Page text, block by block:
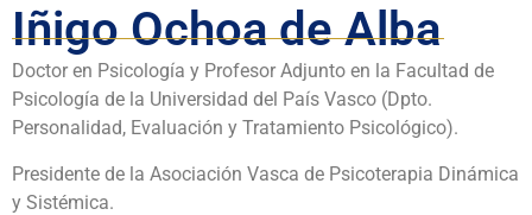
Iñigo Ochoa de Alba
Doctor en Psicología y Profesor Adjunto en la Facultad de
Psicología de la Universidad del País Vasco (Dpto.
Personalidad, Evaluación y Tratamiento Psicológico).
Presidente de la Asociación Vasca de Psicoterapia Dinámica
y Sistémica.